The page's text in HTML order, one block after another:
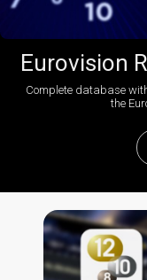
Eurovision
Complete database
the